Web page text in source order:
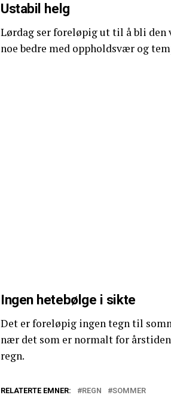
Ustabil helg
Lørdag ser foreløpig ut til å bli den
noe bedre med oppholdsvær og
Ingen hetebølge i sikte
Det er foreløpig ingen tegn til
nær det som er normalt for
regn.
RELATERTE EMNER: REGN SOMMER